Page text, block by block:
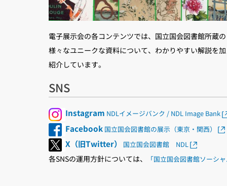
電子展示会の各コンテンツでは、国立国会図書館所蔵の
様々なユニークな資料について、わかりやすい解説を
紹介しています。
SNS
Instagram NDLイメージバンク / NDL Image Bank
Facebook 国立国会図書館の展示（東京・関西）
X（旧Twitter） 国立国会図書館 NDL
各SNSの運用方針については、 「国立国会図書館ソーシ